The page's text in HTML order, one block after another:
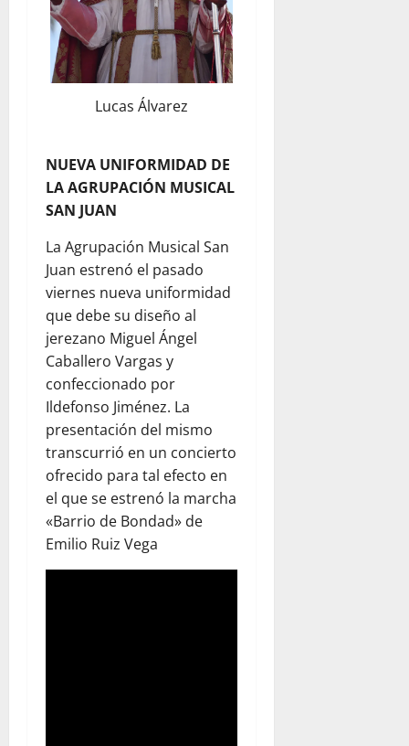
Lucas Álvarez
NUEVA UNIFORMIDAD DE
LA AGRUPACIÓN MUSICAL
SAN JUAN
La Agrupación Musical San
Juan estrenó el pasado
viernes nueva uniformidad
que debe su diseño al
jerezano Miguel Ángel
Caballero Vargas y
confeccionado por
Ildefonso Jiménez. La
presentación del mismo
transcurrió en un concierto
ofrecido para tal efecto en
el que se estrenó la marcha
«Barrio de Bondad» de
Emilio Ruiz Vega